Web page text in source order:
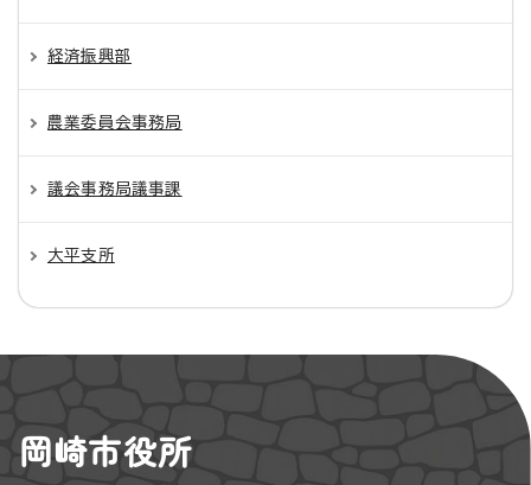
経済振興部
農業委員会事務局
議会事務局議事課
大平支所
岡崎市役所